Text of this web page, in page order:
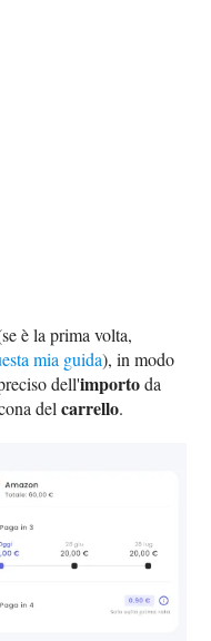
è la prima volta,
mia guida), in modo
dell'importoda
delcarrello.